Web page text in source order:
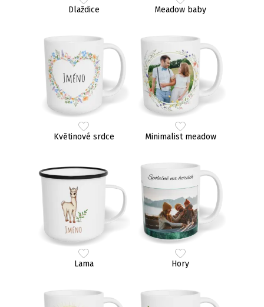
Dlaždice Meadow baby
Květinové srdce Minimalist meadow
Lama Hory